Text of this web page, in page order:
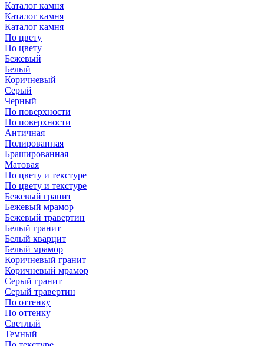
Каталог камня
Каталог камня
Каталог камня
По цвету
По цвету
Бежевый
Белый
Коричневый
Серый
Черный
По поверхности
По поверхности
Античная
Полированная
Брашированная
Матовая
По цвету и текстуре
По цвету и текстуре
Бежевый гранит
Бежевый мрамор
Бежевый травертин
Белый гранит
Белый кварцит
Белый мрамор
Коричневый гранит
Коричневый мрамор
Серый гранит
Серый травертин
По оттенку
По оттенку
Светлый
Темный